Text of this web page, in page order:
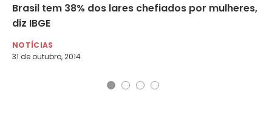
Brasil tem 38% dos lares chefiados por mulheres,
diz IBGE
NOTÍCIAS
31 de outubro, 2014